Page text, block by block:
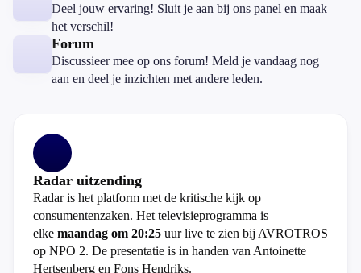
Deel jouw ervaring! Sluit je aan bij ons panel en maak
het verschil!
Forum
Discussieer mee op ons forum! Meld je vandaag nog
aan en deel je inzichten met andere leden.
Radar uitzending
Radar is het platform met de kritische kijk op
consumentenzaken. Het televisieprogramma is
elke maandag om 20:25 uur live te zien bij AVROTROS
op NPO 2. De presentatie is in handen van Antoinette
Hertsenberg en Fons Hendriks.